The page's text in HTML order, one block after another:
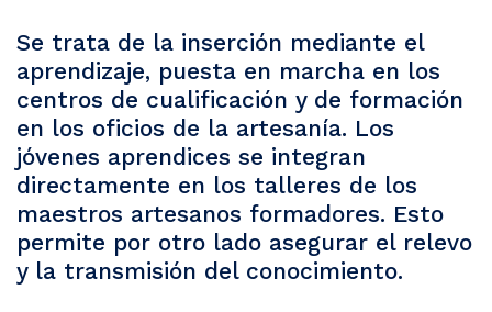
Se trata de la inserción mediante el
aprendizaje, puesta en marcha en los
centros de cualificación y de formación
en los oficios de la artesanía. Los
jóvenes aprendices se integran
directamente en los talleres de los
maestros artesanos formadores. Esto
permite por otro lado asegurar el relevo
y la transmisión del conocimiento.